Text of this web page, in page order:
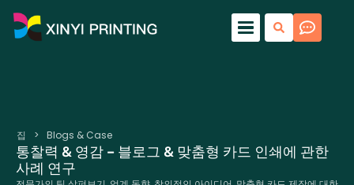
집 > Blogs & Case
통찰력 & 영감 – 블로그 & 맞춤형 카드 인쇄에 관한
사례 연구